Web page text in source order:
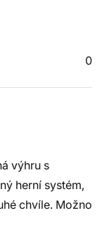
0
výhru s
herní systém,
chvíle. Možno